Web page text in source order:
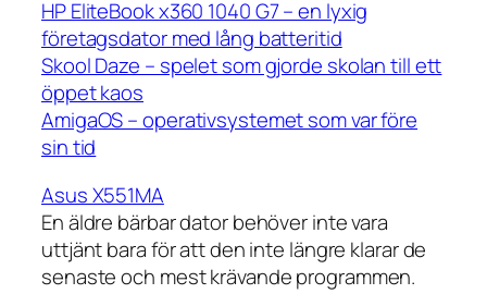
HP EliteBook x360 1040 G7 – en lyxig
företagsdator med lång batteritid
Skool Daze – spelet som gjorde skolan till ett
öppet kaos
AmigaOS – operativsystemet som var före
sin tid
Asus X551MA
En äldre bärbar dator behöver inte vara
uttjänt bara för att den inte längre klarar de
senaste och mest krävande programmen.